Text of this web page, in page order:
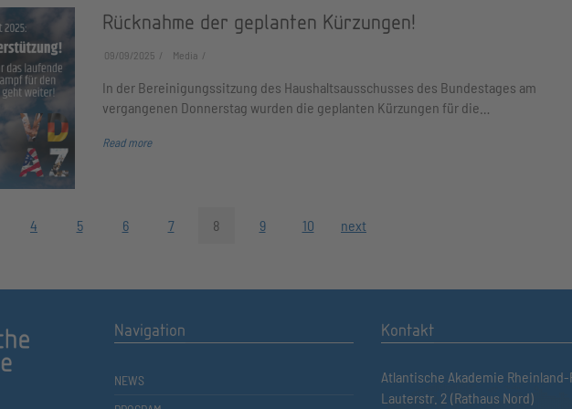
Rücknahme der geplanten Kürzungen!
09/09/2025 Media
In der Bereinigungssitzung des Haushaltsausschusses des Bundestages am
vergangenen Donnerstag wurden die geplanten Kürzungen für die…
Read more
4 5 6 7 8 9 10 next
Navigation
NEWS
Kontakt
Atlantische Akademie Rheinland-
Lauterstr. 2 (Rathaus Nord)